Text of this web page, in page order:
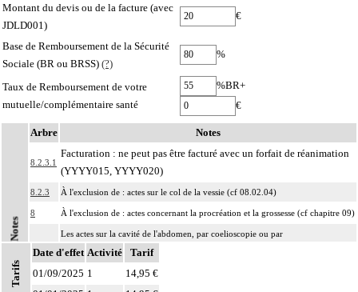
Montant du devis ou de la facture (avec
JDLD001)
€
Base de Remboursement de la Sécurité
Sociale (BR ou BRSS) (?)
%
Taux de Remboursement de votre
mutuelle/complémentaire santé
%BR+
€
Notes
Arbre Notes
8.2.3.1
Facturation : ne peut pas être facturé avec un forfait de réanimation
(YYYY015, YYYY020)
8.2.3 À l'exclusion de : actes sur le col de la vessie (cf 08.02.04)
8 À l'exclusion de : actes concernant la procréation et la grossesse (cf chapitre 09)
8
Les actes sur la cavité de l'abdomen, par coelioscopie ou par
rétropéritonéoscopie incluent l'évacuation de collection intraabdominale
associée, la toilette péritonéale et/ou la pose de drain.
Les actes sur la cavité de l'abdomen, par abord direct incluent l'évacuation de
Tarifs
Date d'effet Activité
Tarif
01/09/2025 1
14,95 €